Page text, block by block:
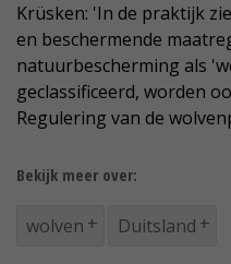
Krüsken: 'In de praktijk
en beschermende
natuurbescherming als
geclassificeerd, worden
Regulering van de
Bekijk meer over:
wolven Duitsland